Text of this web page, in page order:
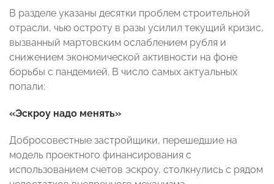
В разделе указаны десятки проблем строительной
отрасли, чью остроту в разы усилил текущий кризис,
вызванный мартовским ослаблением рубля и
снижением экономической активности на фоне
борьбы с пандемией. В число самых актуальных
попали:
«Эскроу надо менять»
Добросовестные застройщики, перешедшие на
модель проектного финансирования с
использованием счетов эскроу, столкнулись с рядом